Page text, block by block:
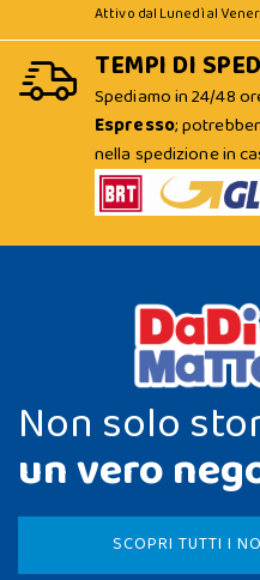
Attivo dal Lunedì al
TEMPI DI
Spediamo in 24/48
Espresso;
nella spedizione in
Non solo
un vero
SCOPRI TUTTI I